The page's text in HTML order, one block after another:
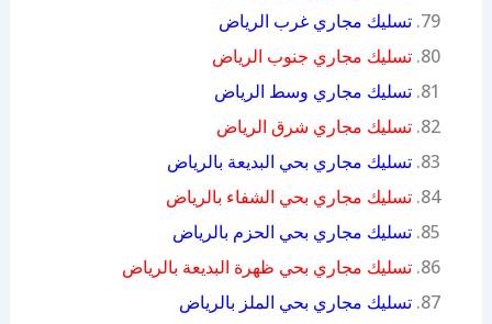
تسليك مجاري غرب الرياض
تسليك مجاري جنوب الرياض
تسليك مجاري وسط الرياض
تسليك مجاري شرق الرياض
تسليك مجاري بحي البديعة بالرياض
تسليك مجاري بحي الشفاء بالرياض
تسليك مجاري بحي الحزم بالرياض
تسليك مجاري بحي ظهرة البديعة بالرياض
تسليك مجاري بحي الملز بالرياض